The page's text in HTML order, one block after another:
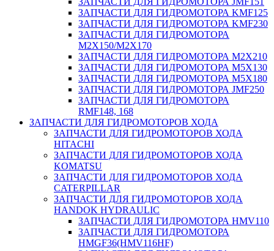
ЗАПЧАСТИ ДЛЯ ГИДРОМОТОРА KMF125
ЗАПЧАСТИ ДЛЯ ГИДРОМОТОРА KMF230
ЗАПЧАСТИ ДЛЯ ГИДРОМОТОРА
M2X150/M2X170
ЗАПЧАСТИ ДЛЯ ГИДРОМОТОРА M2X210
ЗАПЧАСТИ ДЛЯ ГИДРОМОТОРА M5X130
ЗАПЧАСТИ ДЛЯ ГИДРОМОТОРА M5X180
ЗАПЧАСТИ ДЛЯ ГИДРОМОТОРА JMF250
ЗАПЧАСТИ ДЛЯ ГИДРОМОТОРА
RMF148, 168
ЗАПЧАСТИ ДЛЯ ГИДРОМОТОРОВ ХОДА
ЗАПЧАСТИ ДЛЯ ГИДРОМОТОРОВ ХОДА
HITACHI
ЗАПЧАСТИ ДЛЯ ГИДРОМОТОРОВ ХОДА
KOMATSU
ЗАПЧАСТИ ДЛЯ ГИДРОМОТОРОВ ХОДА
CATERPILLAR
ЗАПЧАСТИ ДЛЯ ГИДРОМОТОРОВ ХОДА
HANDOK HYDRAULIC
ЗАПЧАСТИ ДЛЯ ГИДРОМОТОРА HMV110
ЗАПЧАСТИ ДЛЯ ГИДРОМОТОРА
HMGF36(HMV116HF)